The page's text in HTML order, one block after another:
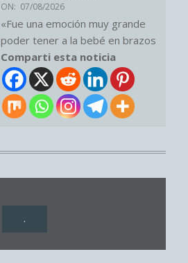
ON: 07/08/2026
«Fue una emoción muy grande
poder tener a la bebé en brazos
Comparti esta noticia
.